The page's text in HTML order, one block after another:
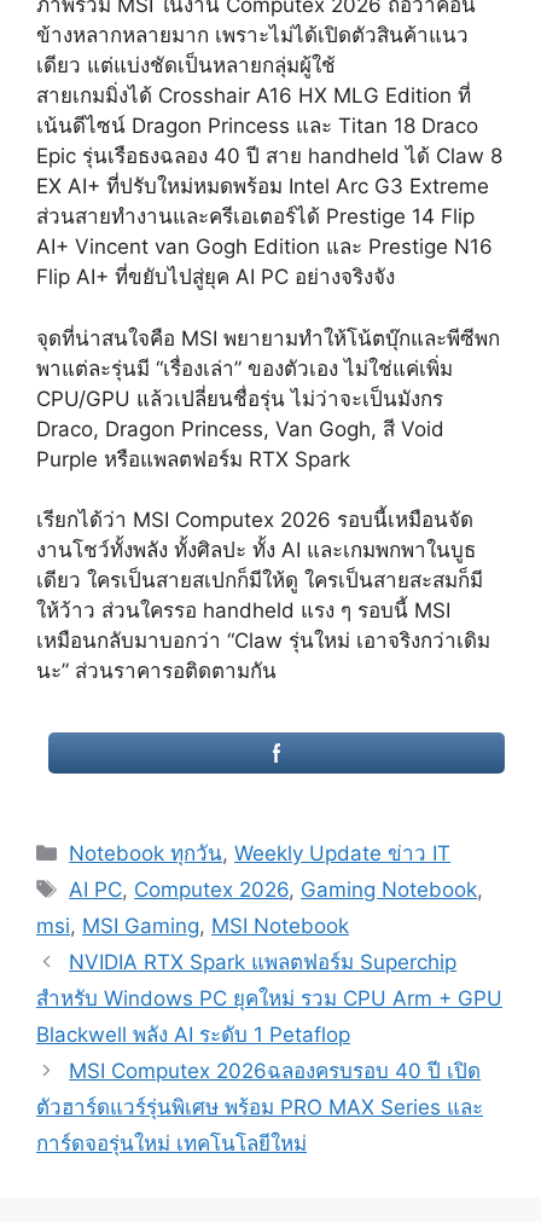
ภาพรวม MSI ในงาน Computex 2026 ถือว่าค่อน
ข้างหลากหลายมาก เพราะไม่ได้เปิดตัวสินค้าแนว
เดียว แต่แบ่งชัดเป็นหลายกลุ่มผู้ใช้
สายเกมมิ่งได้ Crosshair A16 HX MLG Edition ที่
เน้นดีไซน์ Dragon Princess และ Titan 18 Draco
Epic รุ่นเรือธงฉลอง 40 ปี สาย handheld ได้ Claw 8
EX AI+ ที่ปรับใหม่หมดพร้อม Intel Arc G3 Extreme
ส่วนสายทำงานและครีเอเตอร์ได้ Prestige 14 Flip
AI+ Vincent van Gogh Edition และ Prestige N16
Flip AI+ ที่ขยับไปสู่ยุค AI PC อย่างจริงจัง
จุดที่น่าสนใจคือ MSI พยายามทำให้โน้ตบุ๊กและพีซีพก
พาแต่ละรุ่นมี “เรื่องเล่า” ของตัวเอง ไม่ใช่แค่เพิ่ม
CPU/GPU แล้วเปลี่ยนชื่อรุ่น ไม่ว่าจะเป็นมังกร
Draco, Dragon Princess, Van Gogh, สี Void
Purple หรือแพลตฟอร์ม RTX Spark
เรียกได้ว่า MSI Computex 2026 รอบนี้เหมือนจัด
งานโชว์ทั้งพลัง ทั้งศิลปะ ทั้ง AI และเกมพกพาในบูธ
เดียว ใครเป็นสายสเปกก็มีให้ดู ใครเป็นสายสะสมก็มี
ให้ว้าว ส่วนใครรอ handheld แรง ๆ รอบนี้ MSI
เหมือนกลับมาบอกว่า “Claw รุ่นใหม่ เอาจริงกว่าเดิม
นะ” ส่วนราคารอติดตามกัน
Categories
Notebook ทุกวัน,Weekly Update ข่าว IT
Tags
AI PC, Computex 2026, Gaming Notebook,
msi, MSI Gaming, MSI Notebook
Post
navigation
NVIDIA RTX Spark แพลตฟอร์ม Superchip
สำหรับ Windows PC ยุคใหม่ รวม CPU Arm + GPU
Blackwell พลัง AI ระดับ 1 Petaflop
MSI Computex 2026ฉลองครบรอบ 40 ปี เปิด
ตัวฮาร์ดแวร์รุ่นพิเศษ พร้อม PRO MAX Series และ
การ์ดจอรุ่นใหม่ เทคโนโลยีใหม่